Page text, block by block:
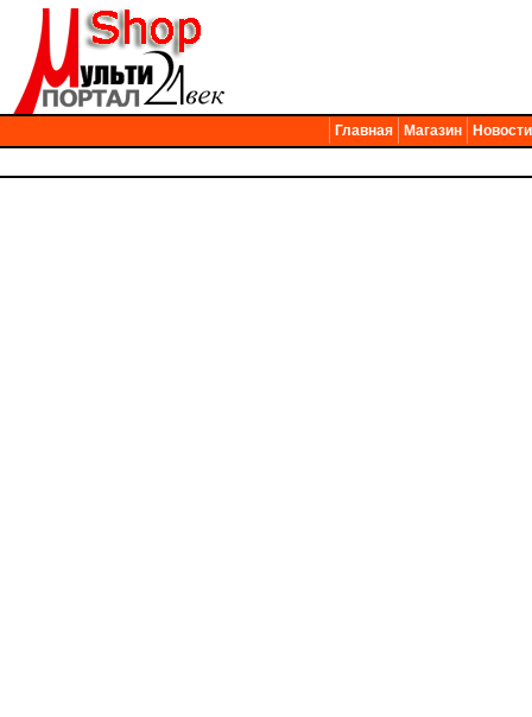
Главная Магазин Новости